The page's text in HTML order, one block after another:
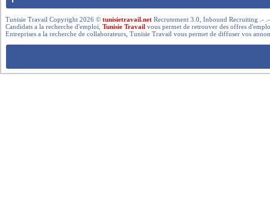
Tunisie Travail Copyright 2026 ©tunisietravail.net Recrutement 3.0, Inbound Recruiting .-
Candidats a la recherche d'emploi,Tunisie Travail vous permet de retrouver des offres
Entreprises a la recherche de collaborateurs, Tunisie Travail vous permet de diffuser vos